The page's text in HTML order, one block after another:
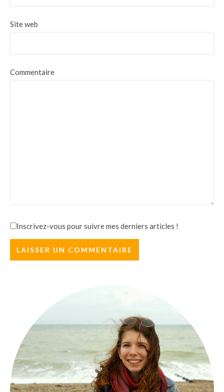
Site web
Commentaire
Inscrivez-vous pour suivre mes derniers articles !